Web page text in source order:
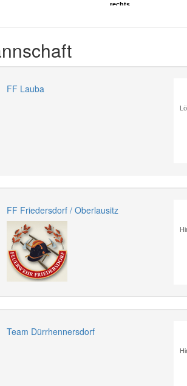
rechts
rechts
FF Lauba
FF Friedersdorf / Oberlausitz
Team Dürrhennersdorf